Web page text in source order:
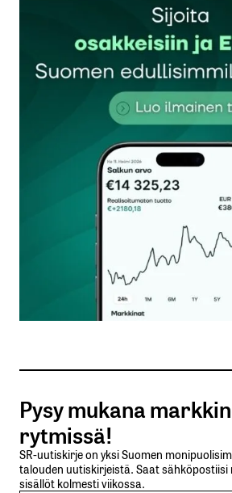
Sähköpostiosoitettasi ei julkaista.
kentät on merkitty*
Kommentti*
Nimesi tai nimimerkkisi
Sähköpostiosoitteesi
Tilaa SalkunRakentajan
Lähetä kommentti
Pysy mukana
rytmissä!
SR-uutiskirje on yksi Suomen
talouden uutiskirjeistä. Saat
sisällöt kolmesti viikossa.